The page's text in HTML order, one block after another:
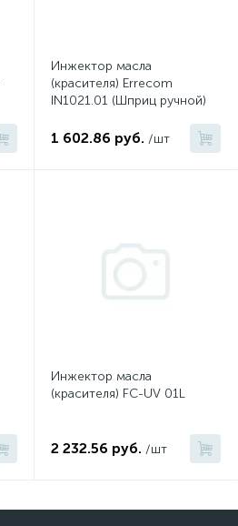
27
Инжектор масла
(красителя) Errecom
IN1021.01 (Шприц ручной)
1 602.86 руб. /шт
Инжектор масла
(красителя) FC-UV 01L
2 232.56 руб. /шт